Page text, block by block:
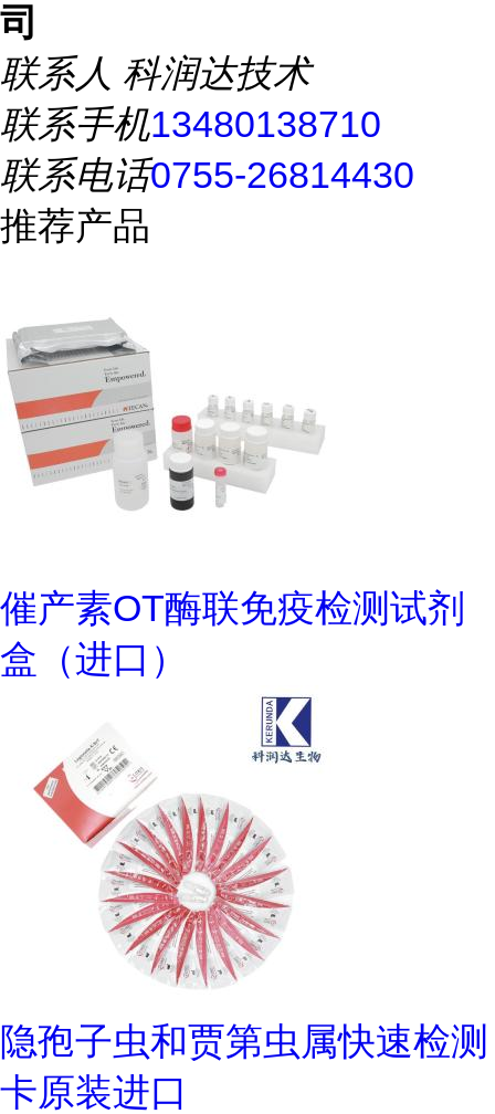
司
联系人 科润达技术
联系手机13480138710
联系电话0755-26814430
推荐产品
催产素OT酶联免疫检测试剂
盒（进口）
隐孢子虫和贾第虫属快速检测
卡原装进口